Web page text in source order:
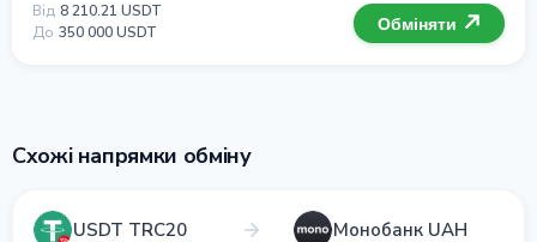
Від 8 210.21 USDT
До 350 000 USDT Обміняти
Схожі напрямки обміну
USDT TRC20 Монобанк UAH